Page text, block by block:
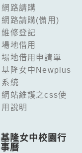
網路請購
網路請購(備用)
維修登記
場地借用
場地借用申請單
基隆女中Newplus
系統
網站維護之css使
用說明
基隆女中校園行
事曆